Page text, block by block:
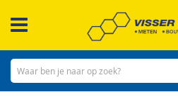
naar
inhoud